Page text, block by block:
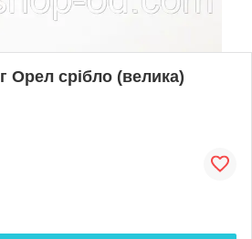
Орел срібло (велика)